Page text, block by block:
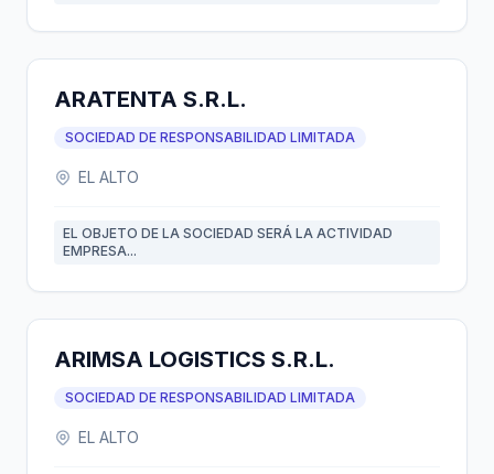
ARATENTA S.R.L.
SOCIEDAD DE RESPONSABILIDAD LIMITADA
EL ALTO
EL OBJETO DE LA SOCIEDAD SERÁ LA ACTIVIDAD
EMPRESA...
ARIMSA LOGISTICS S.R.L.
SOCIEDAD DE RESPONSABILIDAD LIMITADA
EL ALTO